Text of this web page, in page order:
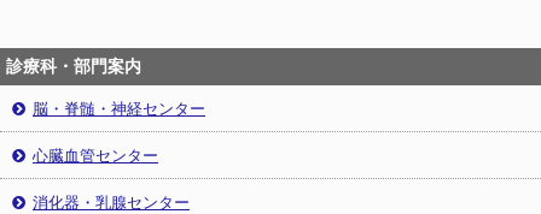
診療科・部門案内
脳・脊髄・神経センター
心臓血管センター
消化器・乳腺センター